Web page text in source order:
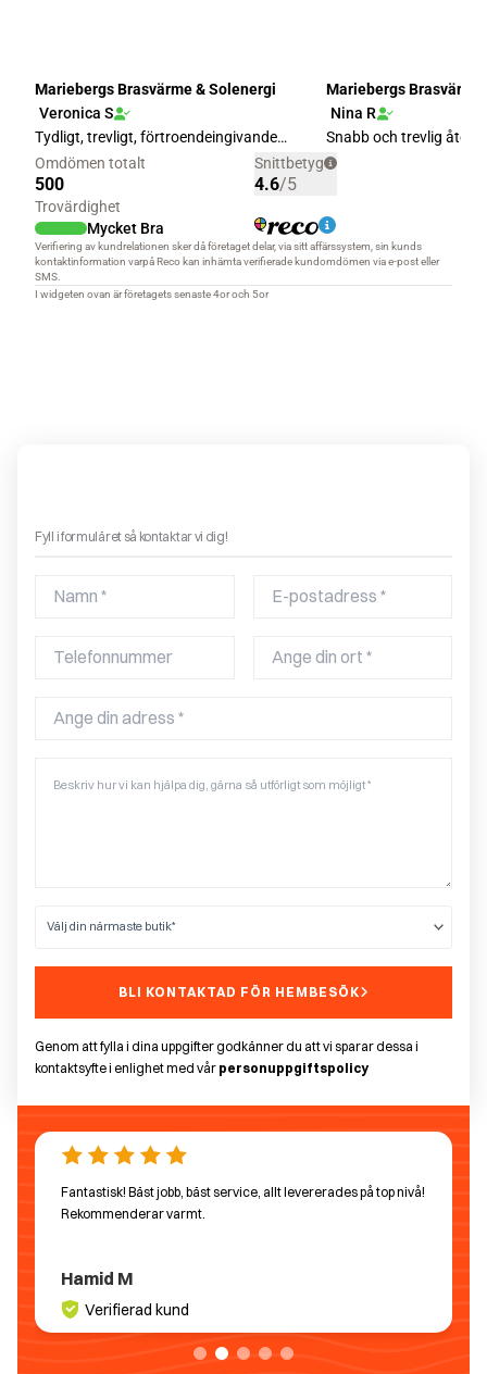
Fantastisk! Bäst jobb, bäst service, allt levererades på top nivå!
Rekommenderar varmt.
Hamid M
Verifierad kund
Fyll i formuläret så kontaktar vi dig!
BLI KONTAKTAD FÖR HEMBESÖK
Genom att fylla i dina uppgifter godkänner du att vi sparar dessa i
kontaktsyfte i enlighet med vår personuppgiftspolicy